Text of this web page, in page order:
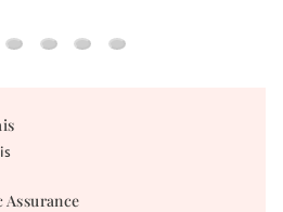
- Or jaune 18ct
Rosace & Façade Notre-Dame
Médaille Rosace Notre-Dame de
Médaille Rosace Notre-Dame
Médaille Rosace & Façade
Médaille Rosace &
Assurance